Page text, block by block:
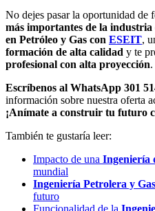
No dejes pasar la oportunidad de
más importantes de la industria
en Petróleo y Gas con ESEIT,
formación de alta calidad y te
profesional con alta proyección.
Escríbenos al WhatsApp 301
información sobre nuestra oferta
¡Anímate a construir tu futuro
También te gustaría leer:
Impacto de una Ingeniería
mundial
Ingeniería Petrolera y Gas
futuro